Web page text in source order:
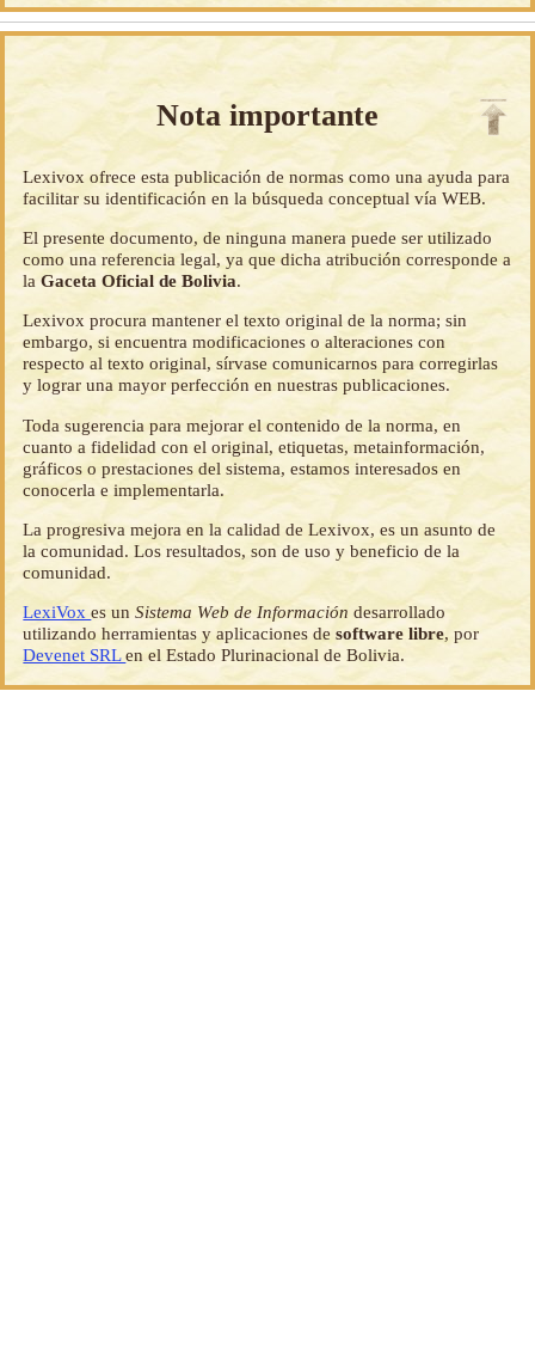
Nota importante
Lexivox ofrece esta publicación de normas como una ayuda para
facilitar su identificación en la búsqueda conceptual vía WEB.
El presente documento, de ninguna manera puede ser utilizado
como una referencia legal, ya que dicha atribución corresponde a
laGaceta Oficial de Bolivia.
Lexivox procura mantener el texto original de la norma; sin
embargo, si encuentra modificaciones o alteraciones con
respecto al texto original, sírvase comunicarnos para corregirlas
y lograr una mayor perfección en nuestras publicaciones.
Toda sugerencia para mejorar el contenido de la norma, en
cuanto a fidelidad con el original, etiquetas, metainformación,
gráficos o prestaciones del sistema, estamos interesados en
conocerla e implementarla.
La progresiva mejora en la calidad de Lexivox, es un asunto de
la comunidad. Los resultados, son de uso y beneficio de la
comunidad.
LexiVoxes unSistema Web de Información desarrollado
utilizando herramientas y aplicaciones desoftware libre, por
Devenet SRLen el Estado Plurinacional de Bolivia.